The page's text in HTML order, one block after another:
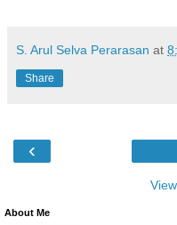
S. Arul Selva Perarasan at
Share
‹
About Me